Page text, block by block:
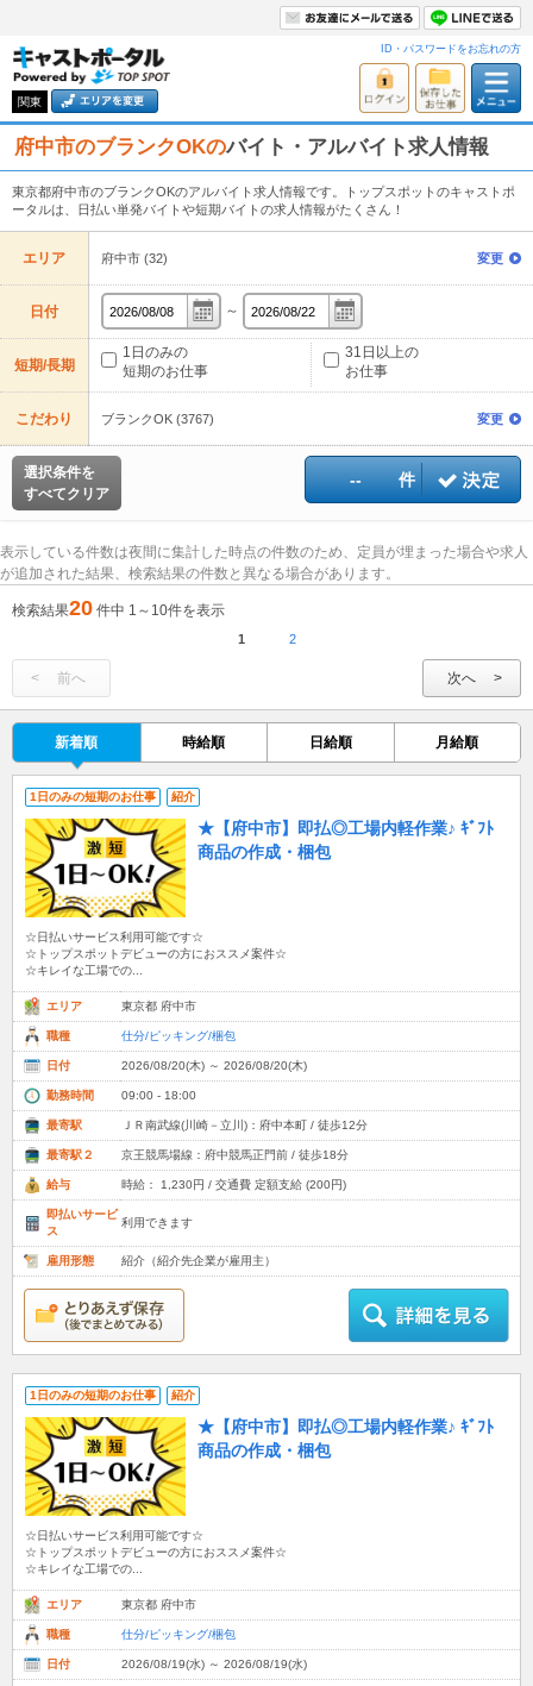
関東
ID・パスワードをお忘れの方
府中市のブランクOKのバイト・アルバイト求人情報
東京都府中市のブランクOKのアルバイト求人情報です。トップスポットのキャストポ
ータルは、日払い単発バイトや短期バイトの求人情報がたくさん！
エリア 府中市 (32) 変更
日付 ～
短期/長期
1日のみの
短期のお仕事
31日以上の
お仕事
こだわり ブランクOK (3767) 変更
選択条件を
すべてクリア
-- 件
表示している件数は夜間に集計した時点の件数のため、定員が埋まった場合や求人
が追加された結果、検索結果の件数と異なる場合があります。
検索結果20 件中 1～10件を表示
1 2
前へ 次へ
新着順 時給順 日給順 月給順
1日のみの短期のお仕事 紹介
★【府中市】即払◎工場内軽作業♪ ｷﾞﾌﾄ
商品の作成・梱包
☆日払いサービス利用可能です☆
☆トップスポットデビューの方におススメ案件☆
☆キレイな工場での...
エリア 東京都 府中市
職種 仕分/ピッキング/梱包
日付 2026/08/20(木) ～ 2026/08/20(木)
勤務時間 09:00 - 18:00
最寄駅 ＪＲ南武線(川崎－立川)：府中本町 / 徒歩12分
最寄駅２ 京王競馬場線：府中競馬正門前 / 徒歩18分
給与 時給： 1,230円 / 交通費 定額支給 (200円)
即払いサービ
ス
利用できます
雇用形態 紹介（紹介先企業が雇用主）
1日のみの短期のお仕事 紹介
★【府中市】即払◎工場内軽作業♪ ｷﾞﾌﾄ
商品の作成・梱包
☆日払いサービス利用可能です☆
☆トップスポットデビューの方におススメ案件☆
☆キレイな工場での...
エリア 東京都 府中市
職種 仕分/ピッキング/梱包
日付 2026/08/19(水) ～ 2026/08/19(水)